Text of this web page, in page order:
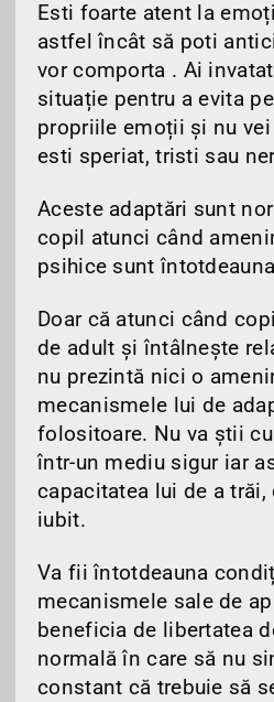
Esti foarte atent la
astfel încât să poti
vor comporta . Ai
situație pentru a evita
propriile emoții și nu
esti speriat, tristi sau
Aceste adaptări sunt
copil atunci când
psihice sunt
Doar că atunci când
de adult și întâlnește
nu prezintă nici o
mecanismele lui de
folositoare. Nu va știi
într-un mediu sigur iar
capacitatea lui de a
iubit.
Va fii întotdeauna
mecanismele sale de
beneficia de libertatea
normală în care să nu
constant că trebuie să